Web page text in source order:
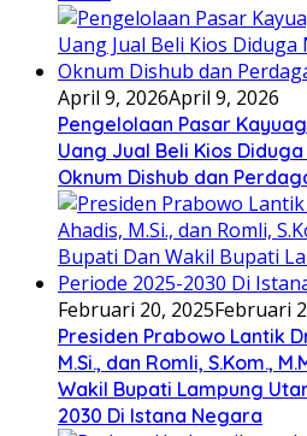
April 9, 2026April 9, 2026
Pengelolaan Pasar
Uang Jual Beli Kios
Oknum Dishub dan
Februari 20, 2025Februari
Presiden Prabowo Lantik
M.Si., dan Romli, S.Kom.,
Wakil Bupati Lampung
2030 Di Istana Negara